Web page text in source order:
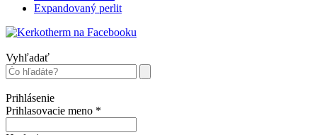
Expandovaný perlit
Vyhľadať
Prihlásenie
Prihlasovacie meno *